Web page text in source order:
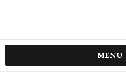
MENU